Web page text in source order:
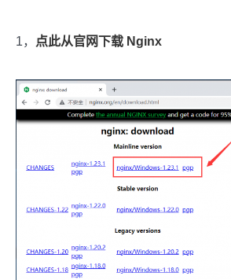
1， 点此从官网下载 Nginx